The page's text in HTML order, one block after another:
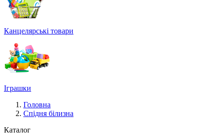
Канцелярські товари
Іграшки
Головна
Спідня білизна
Каталог